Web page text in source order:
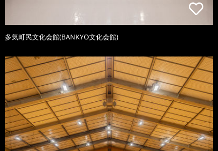
多気町民文化会館(BANKYO文化会館)